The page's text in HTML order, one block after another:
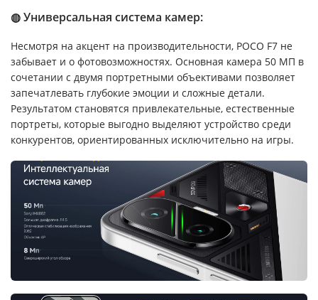
◍ Универсальная система камер:
Несмотря на акцент на производительности, POCO F7 не
забывает и о фотовозможностях. Основная камера 50 МП в
сочетании с двумя портретными объективами позволяет
запечатлевать глубокие эмоции и сложные детали.
Результатом становятся привлекательные, естественные
портреты, которые выгодно выделяют устройство среди
конкурентов, ориентированных исключительно на игры.